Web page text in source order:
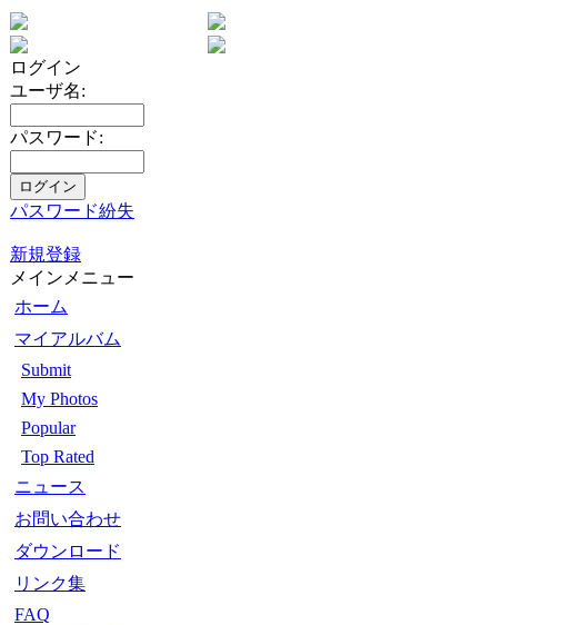
ログイン
ユーザ名:
パスワード:
パスワード紛失
新規登録
メインメニュー
ホーム
マイアルバム
Submit
My Photos
Popular
Top Rated
ニュース
お問い合わせ
ダウンロード
リンク集
FAQ